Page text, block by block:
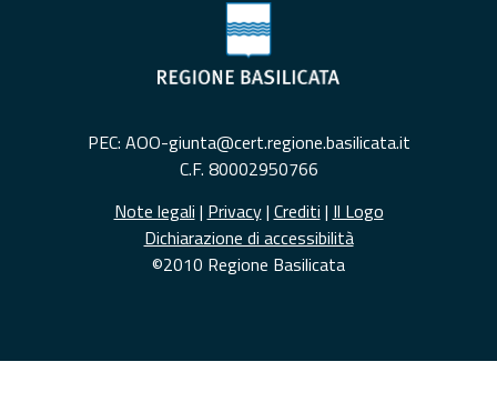
PEC: AOO-giunta@cert.regione.basilicata.it
C.F. 80002950766
Note legali | Privacy| Crediti | Il Logo
Dichiarazione di accessibilità
©2010 Regione Basilicata